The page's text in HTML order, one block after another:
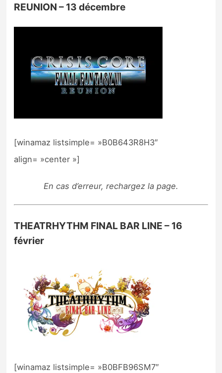
REUNION – 13 décembre
[winamaz listsimple= »B0B643R8H3″
align= »center »]
En cas d’erreur, rechargez la page.
THEATRHYTHM FINAL BAR LINE – 16
février
[winamaz listsimple= »B0BFB96SM7″